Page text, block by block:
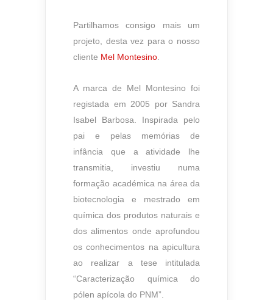
Partilhamos consigo mais um
projeto, desta vez para o nosso
cliente Mel Montesino
A marca de Mel Montesino foi
registada em 2005 por Sandra
Isabel Barbosa. Inspirada pelo
pai e pelas memórias de
infância que a atividade lhe
transmitia, investiu numa
formação académica na área da
biotecnologia e mestrado em
química dos produtos naturais e
dos alimentos onde aprofundou
os conhecimentos na apicultura
ao realizar a tese intitulada
“Caracterização química do
pólen apícola do PNM”.